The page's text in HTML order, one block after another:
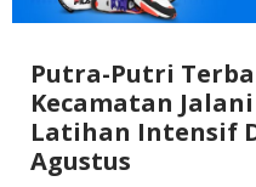
Putra-Putri
Kecamatan
Latihan Intensif
Agustus